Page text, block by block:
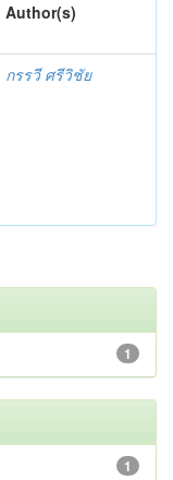
Author(s)
กรรวี ศรีวิชัย
1
1